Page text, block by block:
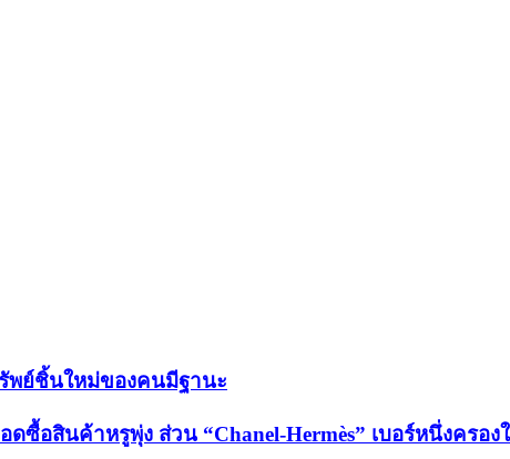
พย์ชิ้นใหม่ของคนมีฐานะ
อสินค้าหรูพุ่ง ส่วน “Chanel-Hermès” เบอร์หนึ่งครอง